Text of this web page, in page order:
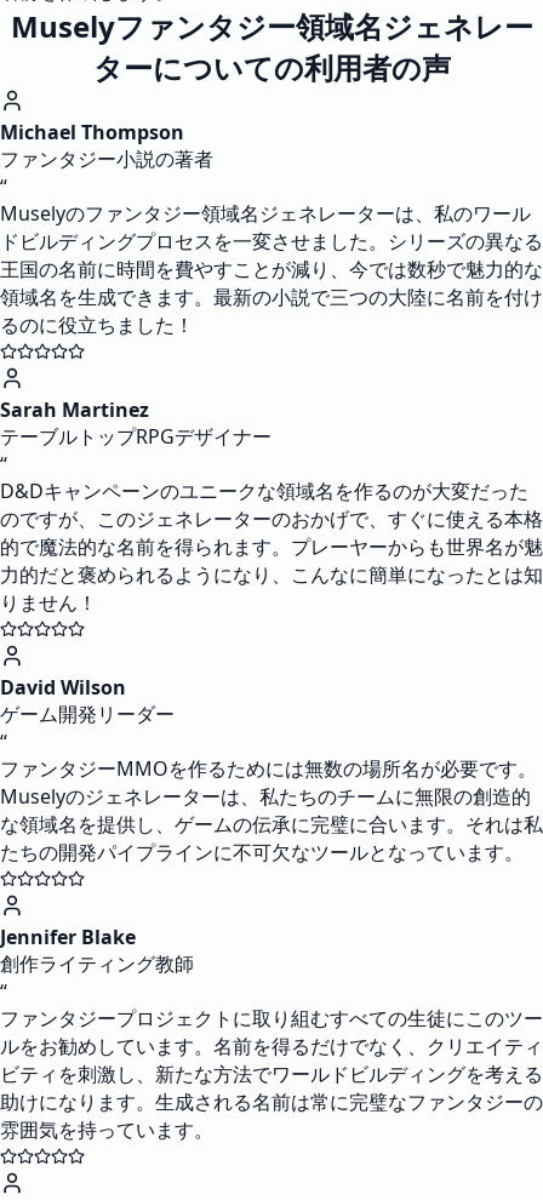
Muselyファンタジー領域名ジェネレー
ターについての利用者の声
Michael Thompson
ファンタジー小説の著者
“
Muselyのファンタジー領域名ジェネレーターは、私のワール
ドビルディングプロセスを一変させました。シリーズの異なる
王国の名前に時間を費やすことが減り、今では数秒で魅力的な
領域名を生成できます。最新の小説で三つの大陸に名前を付け
るのに役立ちました！
Sarah Martinez
テーブルトップRPGデザイナー
“
D&Dキャンペーンのユニークな領域名を作るのが大変だった
のですが、このジェネレーターのおかげで、すぐに使える本格
的で魔法的な名前を得られます。プレーヤーからも世界名が魅
力的だと褒められるようになり、こんなに簡単になったとは知
りません！
David Wilson
ゲーム開発リーダー
“
ファンタジーMMOを作るためには無数の場所名が必要です。
Muselyのジェネレーターは、私たちのチームに無限の創造的
な領域名を提供し、ゲームの伝承に完璧に合います。それは私
たちの開発パイプラインに不可欠なツールとなっています。
Jennifer Blake
創作ライティング教師
“
ファンタジープロジェクトに取り組むすべての生徒にこのツー
ルをお勧めしています。名前を得るだけでなく、クリエイティ
ビティを刺激し、新たな方法でワールドビルディングを考える
助けになります。生成される名前は常に完璧なファンタジーの
雰囲気を持っています。